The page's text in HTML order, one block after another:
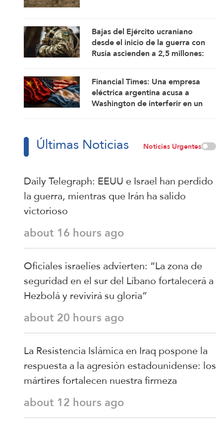
Bajas del Ejército ucraniano
desde el inicio de la guerra con
Rusia ascienden a 2,5 millones:
Financial Times: Una empresa
eléctrica argentina acusa a
Washington de interferir en un
Últimas Noticias Noticias Urgentes
Daily Telegraph: EEUU e Israel han perdido
la guerra, mientras que Irán ha salido
victorioso
about 16 hours ago
Oficiales israelíes advierten: “La zona de
seguridad en el sur del Líbano fortalecerá a
Hezbolá y revivirá su gloria”
about 20 hours ago
La Resistencia Islámica en Iraq pospone la
respuesta a la agresión estadounidense: los
mártires fortalecen nuestra firmeza
about 12 hours ago